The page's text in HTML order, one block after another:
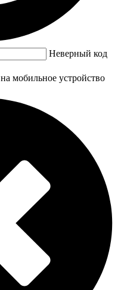
Неверный код
мобильное устройство